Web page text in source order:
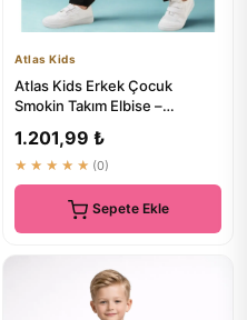
Atlas Kids
Atlas Kids Erkek Çocuk
Smokin Takım Elbise –
Göml...
1.201,99 ₺
★★★★★ (0)
Sepete Ekle